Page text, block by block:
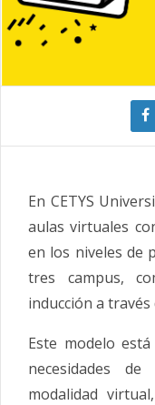
En CETYS
aulas virtuales
en los niveles de
tres campus,
inducción a través
Este modelo
necesidades
modalidad